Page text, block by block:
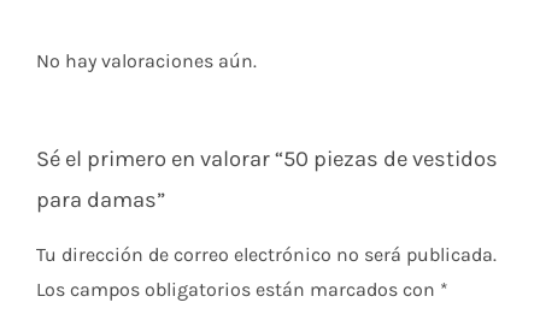
No hay valoraciones aún.
Sé el primero en valorar “50 piezas de vestidos
para damas”
Tu dirección de correo electrónico no será publicada.
Los campos obligatorios están marcados con *